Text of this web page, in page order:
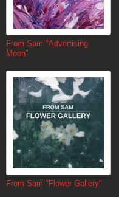
From Sam "Advertising
Moon"
From Sam "Flower Gallery"